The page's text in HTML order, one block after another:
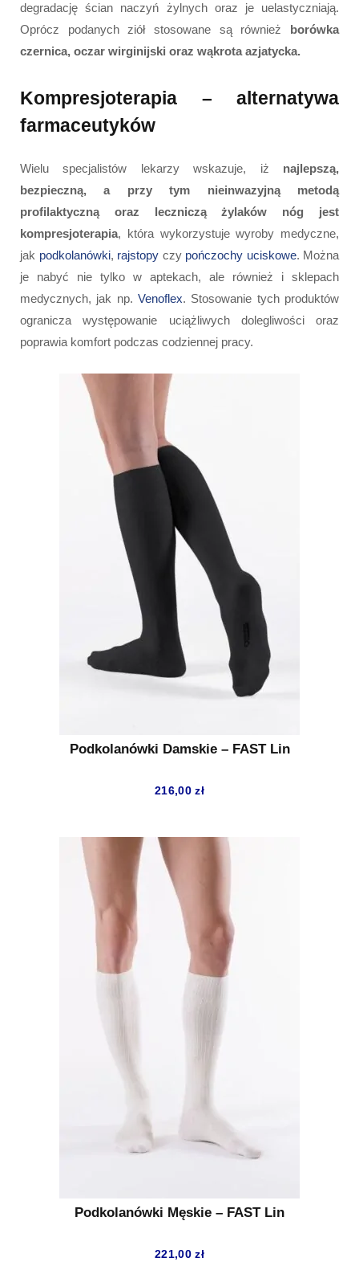
degradację ścian naczyń żylnych oraz je uelastyczniają.
Oprócz podanych ziół stosowane są również borówka
czernica, oczar wirginijski oraz wąkrota azjatycka.
Kompresjoterapia – alternatywa
farmaceutyków
Wielu specjalistów lekarzy wskazuje, iż najlepszą,
bezpieczną, a przy tym nieinwazyjną metodą
profilaktyczną oraz leczniczą żylaków nóg jest
kompresjoterapia, która wykorzystuje wyroby medyczne,
jak podkolanówki, rajstopy czy pończochy uciskowe. Można
je nabyć nie tylko w aptekach, ale również i sklepach
medycznych, jak np. Venoflex. Stosowanie tych produktów
ogranicza występowanie uciążliwych dolegliwości oraz
poprawia komfort podczas codziennej pracy.
Podkolanówki Damskie – FAST Lin
216,00zł
Podkolanówki Męskie – FAST Lin
221,00zł